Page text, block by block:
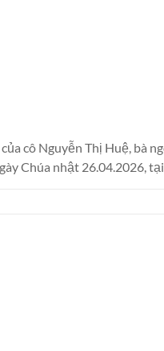
cô Nguyễn Thị Huệ, bà
Chúa nhật 26.04.2026,